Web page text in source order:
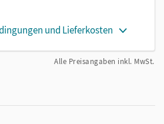
und Lieferkosten
Alle Preisangaben inkl. MwSt.